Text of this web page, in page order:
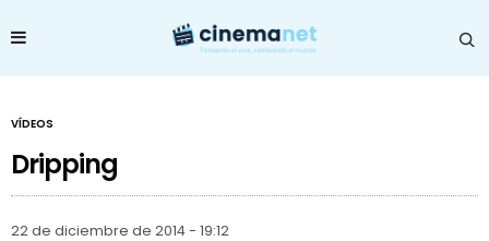
VÍDEOS
Dripping
22 de diciembre de 2014 - 19:12